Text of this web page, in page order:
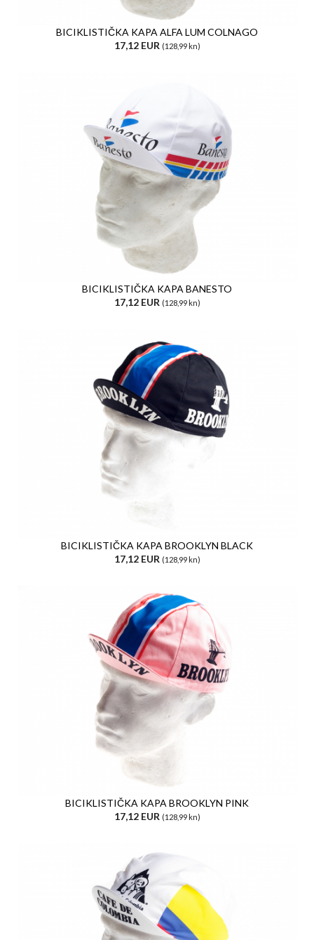
BICIKLISTIČKA KAPA ALFA LUM COLNAGO
17,12 EUR (128,99 kn)
BICIKLISTIČKA KAPA BANESTO
17,12 EUR (128,99 kn)
BICIKLISTIČKA KAPA BROOKLYN BLACK
17,12 EUR (128,99 kn)
BICIKLISTIČKA KAPA BROOKLYN PINK
17,12 EUR (128,99 kn)